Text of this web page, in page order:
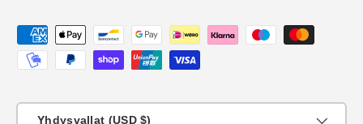
Maksutavat
Yhdysvallat (USD $)